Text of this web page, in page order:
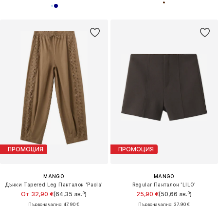
ПРОМОЦИЯ
MANGO
Дънки Tapered Leg Панталон 'Paola'
От 32,90 €(64,35 лв.³)
Първоначално: 47,90 €
ПРОМОЦИЯ
MANGO
Regular Панталон 'LILO'
25,90 €(50,66 лв.³)
Първоначално: 37,90 €